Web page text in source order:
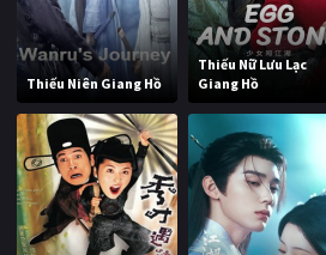
Thiếu Niên Giang Hồ
Thiếu Nữ Lưu Lạc
Giang Hồ